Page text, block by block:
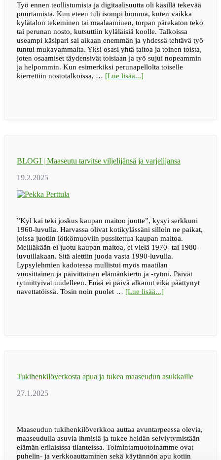
Työ ennen teollistumista ja digitaalisuutta oli käsillä tekevää
puurtamista. Kun eteen tuli isompi homma, kuten vaikka
kylätalon tekeminen tai maalaaminen, torpan pärekaton teko
tai perunan nosto, kutsuttiin kyläläisiä koolle. Talkoissa
useampi käsipari sai aikaan enemmän ja yhdessä tehtävä työ
tuntui mukavammalta. Yksi osasi yhtä taitoa ja toinen toista,
joten osaamiset täydensivät toisiaan ja työ sujui nopeammin
ja helpommin. Kun esimerkiksi perunapellolta toiselle
kierrettiin nostotalkoissa, … [Lue lisää...]
BLOGI | Maaseutu tarvitse viljelijänsä ja varjelijansa
”Kyl kai teki joskus kaupan maitoo juotte”, kysyi serkkuni
1960-luvulla. Harvassa olivat kotikylässäni silloin ne paikat,
joissa juotiin lötkömuoviin pussitettua kaupan maitoa.
Meilläkään ei juotu kaupan maitoa, ei vielä 1970- tai 1980-
luvuillakaan. Sitä alettiin juoda vasta 1990-luvulla.
Lypsylehmien kadotessa mullistui myös maatilan
vuosittainen ja päivittäinen elämänkierto ja -rytmi. Päivät
rytmittyivät uudelleen. Enää ei päivä alkanut eikä päättynyt
navettatöissä. Tosin noin puolet … [Lue lisää...]
Tukihenkilöverkosta apua ja tukea maaseudun asukkaille
Maaseudun tukihenkilöverkkoa auttaa avuntarpeessa olevia,
maaseudulla asuvia ihmisiä ja tukee heidän selviytymistään
elämän erilaisissa tilanteissa. Toimintamuotoinamme ovat
puhelin- ja verkkoauttaminen sekä käytännön apu kotiin